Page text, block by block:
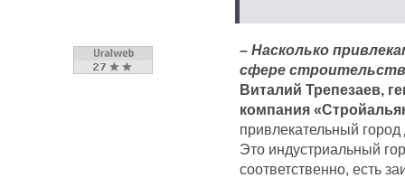
– Насколько
сфере
Виталий Трепезаев,
компания
привлекательный
Это индустриальный
соответственно, есть